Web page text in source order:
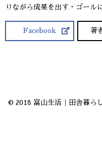
りながら成果を出す・ゴール
Facebook 著
© 2018 富山生活｜田舎暮ら